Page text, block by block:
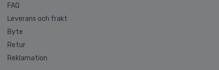
FAQ
Leverans och frakt
Byte
Retur
Reklamation